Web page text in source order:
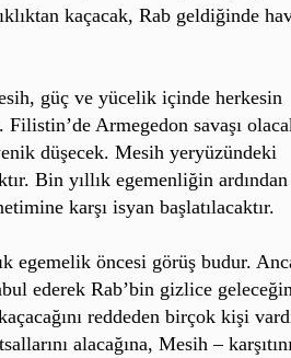
kaçacak, Rab geldiğinde
güç ve yücelik içinde herkesin
Armegedon savaşı
düşecek. Mesih yeryüzündeki
Bin yıllık egemenliğin
karşı isyan başlatılacaktır.
egemelik öncesi görüş budur.
ederek Rab’bin gizlice
reddeden birçok kişi
alacağına, Mesih –